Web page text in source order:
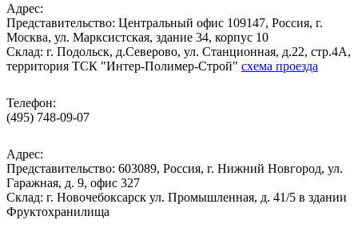
Адрес:
Представительство: Центральный офис 109147, Россия, г.
Москва, ул. Марксистская, здание 34, корпус 10
Cклад: г. Подольск, д.Северово, ул. Станционная, д.22, стр.4А,
территория ТСК "Интер-Полимер-Строй" схема проезда
Телефон:
(495) 748-09-07
Адрес:
Представительство: 603089, Россия, г. Нижний Новгород, ул.
Гаражная, д. 9, офис 327
Склад: г. Новочебоксарск ул. Промышленная, д. 41/5 в здании
Фруктохранилища